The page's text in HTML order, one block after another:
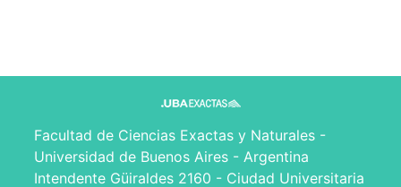
Facultad de Ciencias Exactas y Naturales -
Universidad de Buenos Aires - Argentina
Intendente Güiraldes 2160 - Ciudad Universitaria